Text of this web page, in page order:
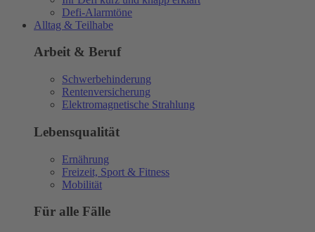
Defi-Alarmtöne
Alltag & Teilhabe
Arbeit & Beruf
Schwerbehinderung
Rentenversicherung
Elektromagnetische Strahlung
Lebensqualität
Ernährung
Freizeit, Sport & Fitness
Mobilität
Für alle Fälle